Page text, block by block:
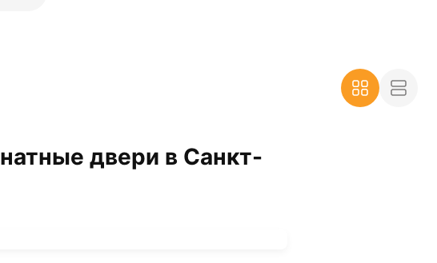
двери в Санкт-